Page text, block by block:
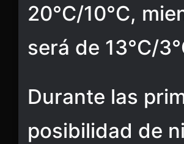
20°C/10°C,
será de 13°C/
Durante las
posibilidad de